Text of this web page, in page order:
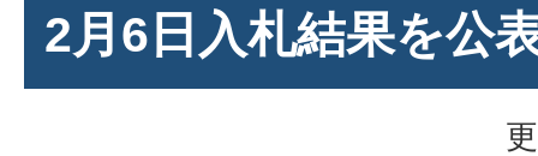
2月6日入札結果を公